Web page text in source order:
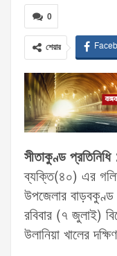
0
শেয়ার
সীতাকুণ্ড প্রতিনিধি
ব্যক্তি(৪০) এর
উপজেলার
রবিবার (৭ জুলাই)
উলানিয়া খালের